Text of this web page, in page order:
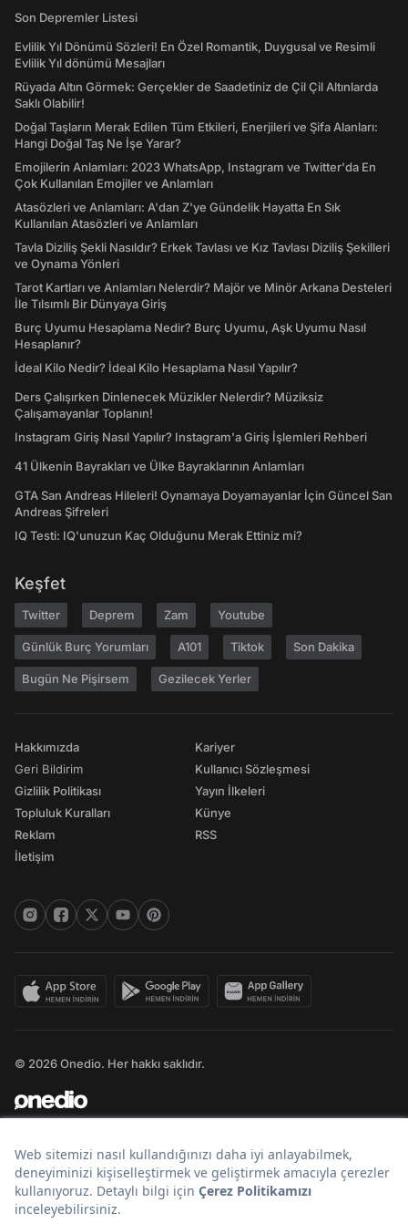
Son Depremler Listesi
Evlilik Yıl Dönümü Sözleri! En Özel Romantik, Duygusal ve Resimli
Evlilik Yıl dönümü Mesajları
Rüyada Altın Görmek: Gerçekler de Saadetiniz de Çil Çil Altınlarda
Saklı Olabilir!
Doğal Taşların Merak Edilen Tüm Etkileri, Enerjileri ve Şifa Alanları:
Hangi Doğal Taş Ne İşe Yarar?
Emojilerin Anlamları: 2023 WhatsApp, Instagram ve Twitter'da En
Çok Kullanılan Emojiler ve Anlamları
Atasözleri ve Anlamları: A'dan Z'ye Gündelik Hayatta En Sık
Kullanılan Atasözleri ve Anlamları
Tavla Diziliş Şekli Nasıldır? Erkek Tavlası ve Kız Tavlası Diziliş Şekilleri
ve Oynama Yönleri
Tarot Kartları ve Anlamları Nelerdir? Majör ve Minör Arkana Desteleri
İle Tılsımlı Bir Dünyaya Giriş
Burç Uyumu Hesaplama Nedir? Burç Uyumu, Aşk Uyumu Nasıl
Hesaplanır?
İdeal Kilo Nedir? İdeal Kilo Hesaplama Nasıl Yapılır?
Ders Çalışırken Dinlenecek Müzikler Nelerdir? Müziksiz
Çalışamayanlar Toplanın!
Instagram Giriş Nasıl Yapılır? Instagram'a Giriş İşlemleri Rehberi
41 Ülkenin Bayrakları ve Ülke Bayraklarının Anlamları
GTA San Andreas Hileleri! Oynamaya Doyamayanlar İçin Güncel San
Andreas Şifreleri
IQ Testi: IQ'unuzun Kaç Olduğunu Merak Ettiniz mi?
Keşfet
Twitter Deprem Zam Youtube
Günlük Burç Yorumları A101 Tiktok Son Dakika
Bugün Ne Pişirsem Gezilecek Yerler
Hakkımızda
Geri Bildirim
Gizlilik Politikası
Topluluk Kuralları
Reklam
İletişim
Kariyer
Kullanıcı Sözleşmesi
Yayın İlkeleri
Künye
RSS
© 2026 Onedio. Her hakkı saklıdır.
Bir markasıdır.